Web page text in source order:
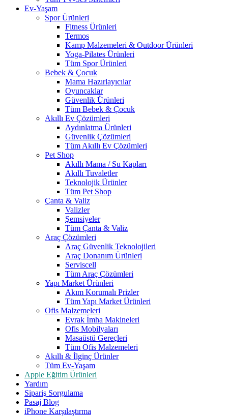
Ev-Yaşam
Spor Ürünleri
Fitness Ürünleri
Termos
Kamp Malzemeleri & Outdoor Ürünleri
Yoga-Pilates Ürünleri
Tüm Spor Ürünleri
Bebek & Çocuk
Mama Hazırlayıcılar
Oyuncaklar
Güvenlik Ürünleri
Tüm Bebek & Çocuk
Akıllı Ev Çözümleri
Aydınlatma Ürünleri
Güvenlik Çözümleri
Tüm Akıllı Ev Çözümleri
Pet Shop
Akıllı Mama / Su Kapları
Akıllı Tuvaletler
Teknolojik Ürünler
Tüm Pet Shop
Çanta & Valiz
Valizler
Şemsiyeler
Tüm Çanta & Valiz
Araç Çözümleri
Araç Güvenlik Teknolojileri
Araç Donanım Ürünleri
Serviscell
Tüm Araç Çözümleri
Yapı Market Ürünleri
Akım Korumalı Prizler
Tüm Yapı Market Ürünleri
Ofis Malzemeleri
Evrak İmha Makineleri
Ofis Mobilyaları
Masaüstü Gereçleri
Tüm Ofis Malzemeleri
Akıllı & İlginç Ürünler
Tüm Ev-Yaşam
Apple Eğitim Ürünleri
Yardım
Sipariş Sorgulama
Pasaj Blog
iPhone Karşılaştırma